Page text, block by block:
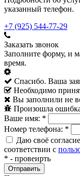
указанный телефон.
+7 (925) 544-77-29
Заказать звонок
Заполните форму, и
время.
Спасибо. Ваша
Необходимо
Вы заполнили не
Произошла
Ваше имя: *
Номер телефона: *
Даю своё
соответствии с
* - провеирть